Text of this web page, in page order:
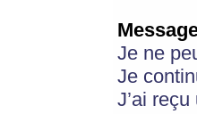
Je ne
Je
J’ai